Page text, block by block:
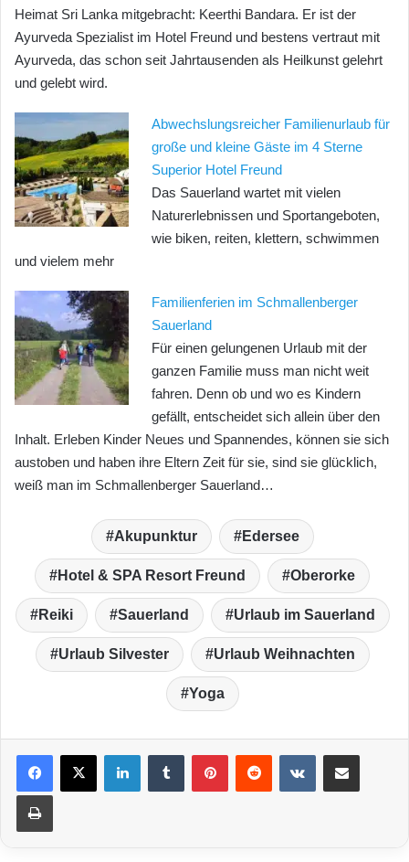
Heimat Sri Lanka mitgebracht: Keerthi Bandara. Er ist der
Ayurveda Spezialist im Hotel Freund und bestens vertraut mit
Ayurveda, das schon seit Jahrtausenden als Heilkunst gelehrt
und gelebt wird.
Abwechslungsreicher Familienurlaub für
große und kleine Gäste im 4 Sterne
Superior Hotel Freund
Das Sauerland wartet mit vielen
Naturerlebnissen und Sportangeboten,
wie biken, reiten, klettern, schwimmen
und vielem mehr
Familienferien im Schmallenberger
Sauerland
Für einen gelungenen Urlaub mit der
ganzen Familie muss man nicht weit
fahren. Denn ob und wo es Kindern
gefällt, entscheidet sich allein über den
Inhalt. Erleben Kinder Neues und Spannendes, können sie sich
austoben und haben ihre Eltern Zeit für sie, sind sie glücklich,
weiß man im Schmallenberger Sauerland…
Akupunktur Edersee
Hotel & SPA Resort Freund Oberorke
Reiki Sauerland Urlaub im Sauerland
Urlaub Silvester Urlaub Weihnachten
Yoga